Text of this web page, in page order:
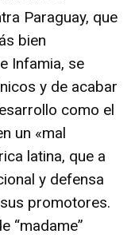
Paraguay, que
bien
Infamia, se
y de acabar
como el
un «mal
latina, que a
y defensa
promotores.
“madame”